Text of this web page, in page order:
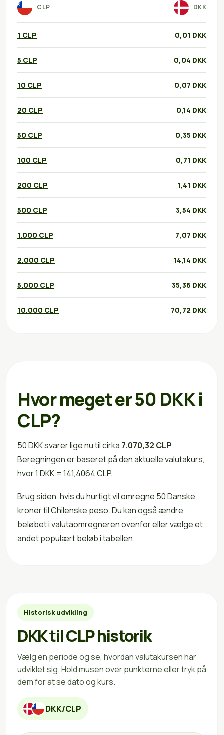
CLP DKK
1 CLP 0,01 DKK
5 CLP 0,04 DKK
10 CLP 0,07 DKK
20 CLP 0,14 DKK
50 CLP 0,35 DKK
100 CLP 0,71 DKK
200 CLP 1,41 DKK
500 CLP 3,54 DKK
1.000 CLP 7,07 DKK
2.000 CLP 14,14 DKK
5.000 CLP 35,36 DKK
10.000 CLP 70,72 DKK
Hvor meget er 50 DKK i
CLP?
50 DKK svarer lige nu til cirka 7.070,32 CLP.
Beregningen er baseret på den aktuelle valutakurs,
hvor 1 DKK = 141,4064 CLP.
Brug siden, hvis du hurtigt vil omregne 50 Danske
kroner til Chilenske peso. Du kan også ændre
beløbet i valutaomregneren ovenfor eller vælge et
andet populært beløb i tabellen.
Historisk udvikling
DKK til CLP historik
Vælg en periode og se, hvordan valutakursen har
udviklet sig. Hold musen over punkterne eller tryk på
dem for at se dato og kurs.
DKK/CLP